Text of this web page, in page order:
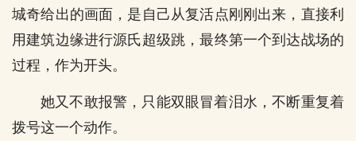
城奇给出的画面，是自己从复活点刚刚出来，直接利
用建筑边缘进行源氏超级跳，最终第一个到达战场的
过程，作为开头。
她又不敢报警，只能双眼冒着泪水，不断重复着
拨号这一个动作。